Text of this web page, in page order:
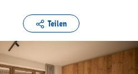
Teilen